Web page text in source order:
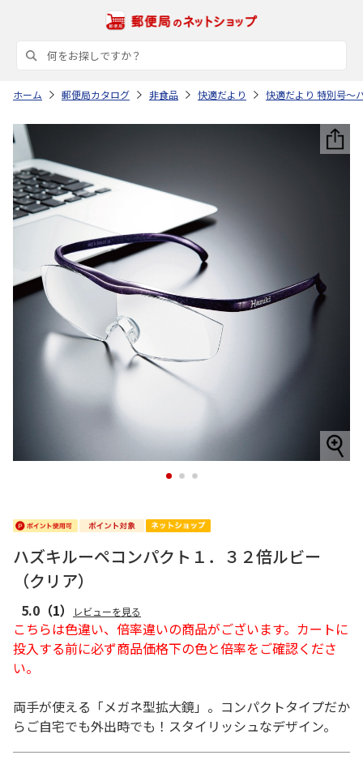
ホーム 郵便局カタログ 非食品 快適だより 快適だより 特別号～
1 2 3
ハズキルーペコンパクト１．３２倍ルビー
（クリア）
5.0 （1） レビューを見る
こちらは色違い、倍率違いの商品がございます。カートに
投入する前に必ず商品価格下の色と倍率をご確認くださ
い。
両手が使える「メガネ型拡大鏡」。コンパクトタイプだか
らご自宅でも外出時でも！スタイリッシュなデザイン。